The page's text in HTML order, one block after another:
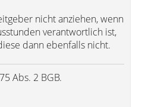
nicht anziehen, wenn
verantwortlich ist,
dann ebenfalls nicht.
Abs. 2 BGB.